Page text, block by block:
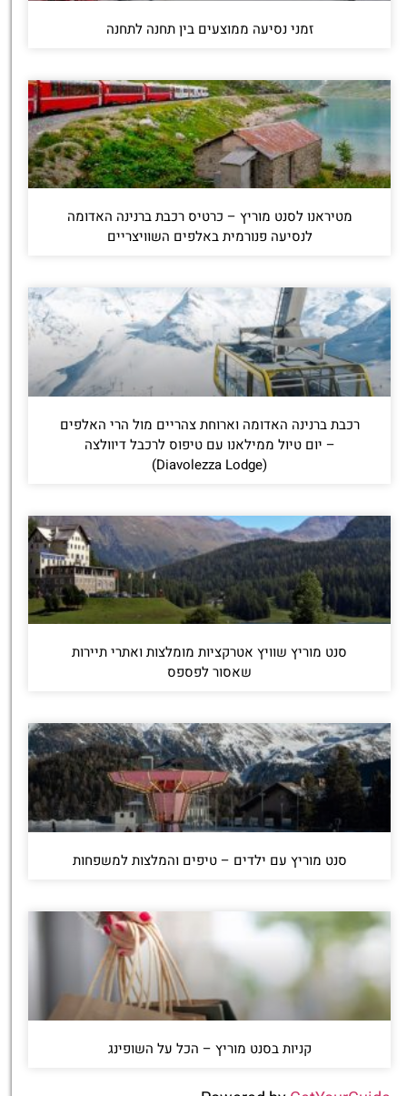
זמני נסיעה ממוצעים בין תחנה לתחנה
מטיראנו לסנט מוריץ – כרטיס רכבת ברנינה האדומה
לנסיעה פנורמית באלפים השוויצריים
רכבת ברנינה האדומה וארוחת צהריים מול הרי האלפים
– יום טיול ממילאנו עם טיפוס לרכבל דיוולצה
(Diavolezza Lodge)
סנט מוריץ שוויץ אטרקציות מומלצות ואתרי תיירות
שאסור לפספס
סנט מוריץ עם ילדים – טיפים והמלצות למשפחות
קניות בסנט מוריץ – הכל על השופינג